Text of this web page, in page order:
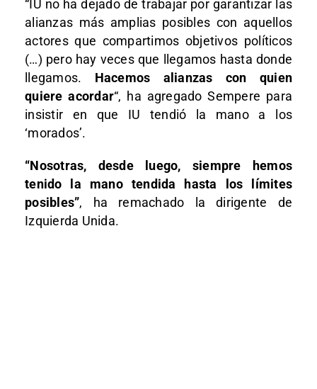
“IU no ha dejado de trabajar por garantizar las
alianzas más amplias posibles con aquellos
actores que compartimos objetivos políticos
(…) pero hay veces que llegamos hasta donde
llegamos. Hacemos alianzas con quien
quiere acordar“, ha agregado Sempere para
insistir en que IU tendió la mano a los
‘morados’.
“Nosotras, desde luego, siempre hemos
tenido la mano tendida hasta los límites
posibles”, ha remachado la dirigente de
Izquierda Unida.